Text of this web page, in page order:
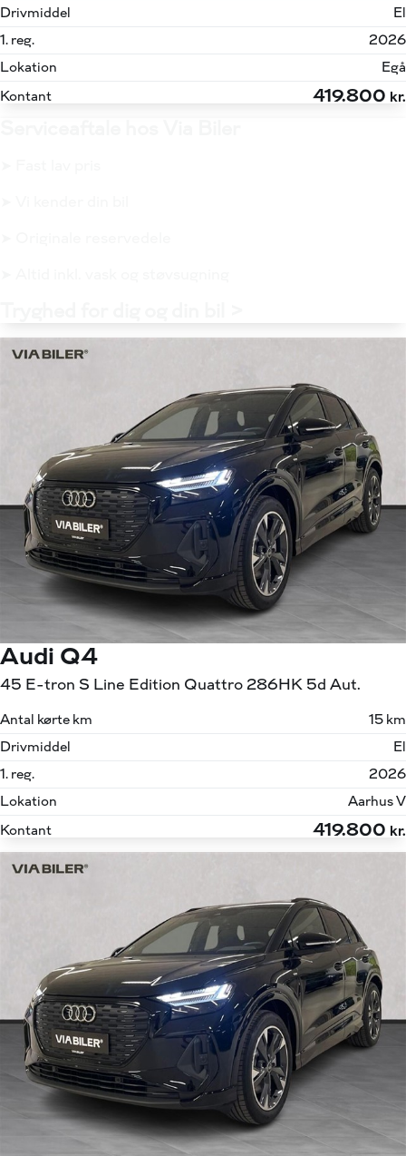
Drivmiddel
El
1. reg.
2026
Lokation
Egå
Kontant
419.800 kr.
Audi Q4
45 E-tron S Line Edition Quattro 286HK 5d Aut.
Antal kørte km
15 km
Drivmiddel
El
1. reg.
2026
Lokation
Aarhus V
Kontant
419.800 kr.